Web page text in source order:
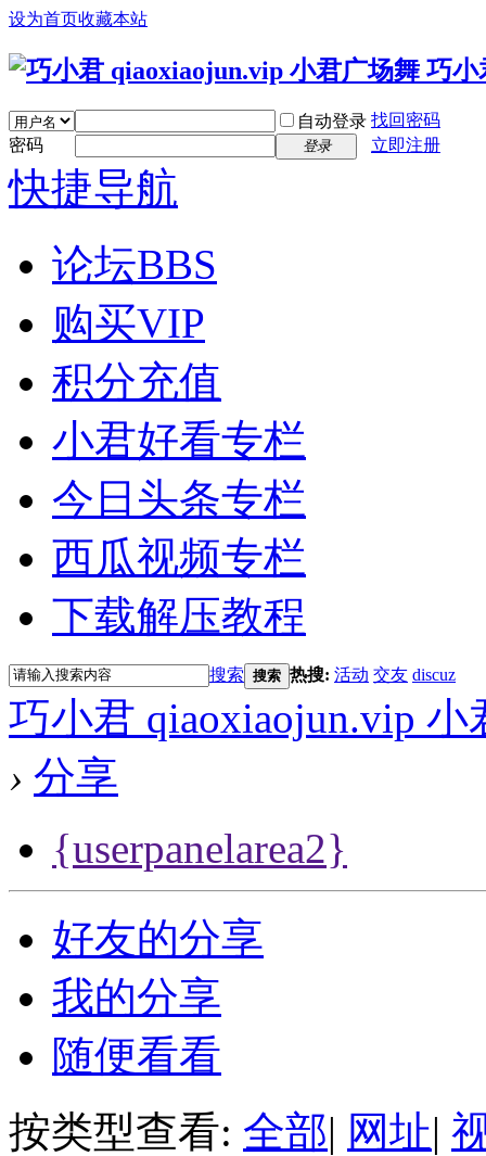
设为首页收藏本站
自动登录 找回密码
密码
登录 立即注册
快捷导航
论坛BBS
购买VIP
积分充值
小君好看专栏
今日头条专栏
西瓜视频专栏
下载解压教程
搜索 搜索 热搜: 活动 交友 discuz
巧小君 qiaoxiaojun.vip
› 分享
{userpanelarea2}
好友的分享
我的分享
随便看看
按类型查看: 全部| 网址|